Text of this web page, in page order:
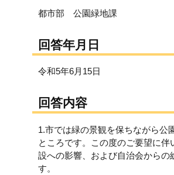
都市部 公園緑地課
回答年月日
令和5年6月15日
回答内容
1.市では緑の景観を保ちながら公
ところです。この度のご要望に
設への影響、および自治会からの
す。